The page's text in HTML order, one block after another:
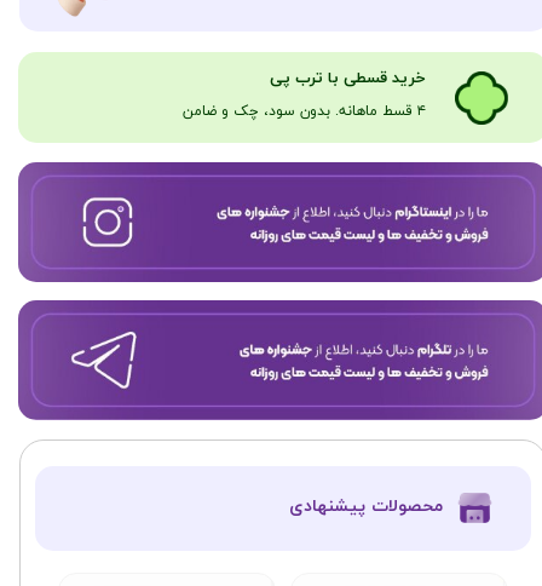
​​​خرید قسطی با ترب پی
۴ قسط ماهانه. بدون سود، چک و ضامن​​​​​​​
​محصولات پیشنهادی